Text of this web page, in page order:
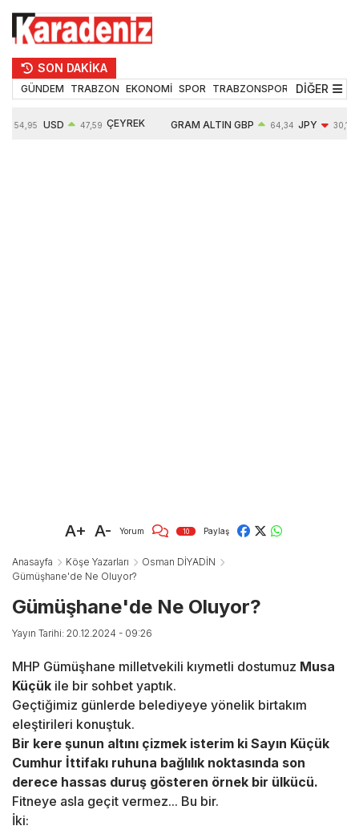
SON DAKİKA
GÜNDEM TRABZON EKONOMİ SPOR TRABZONSPOR TEKNOLOJİ
DİĞER
54,95 USD 47,59 ÇEYREK GRAM ALTIN GBP 64,34 JPY 30,18
A+ A- Yorum 10 Paylaş
Anasayfa Köşe Yazarları
Osman DİYADİN
Gümüşhane'de Ne Oluyor?
Gümüşhane'de Ne Oluyor?
Yayın Tarihi: 20.12.2024 - 09:26
MHP Gümüşhane milletvekili kıymetli dostumuz Musa
Küçük ile bir sohbet yaptık.
Geçtiğimiz günlerde belediyeye yönelik birtakım
eleştirileri konuştuk.
Bir kere şunun altını çizmek isterim ki Sayın Küçük
Cumhur İttifakı ruhuna bağlılık noktasında son
derece hassas duruş gösteren örnek bir ülkücü.
Fitneye asla geçit vermez... Bu bir.
İki: